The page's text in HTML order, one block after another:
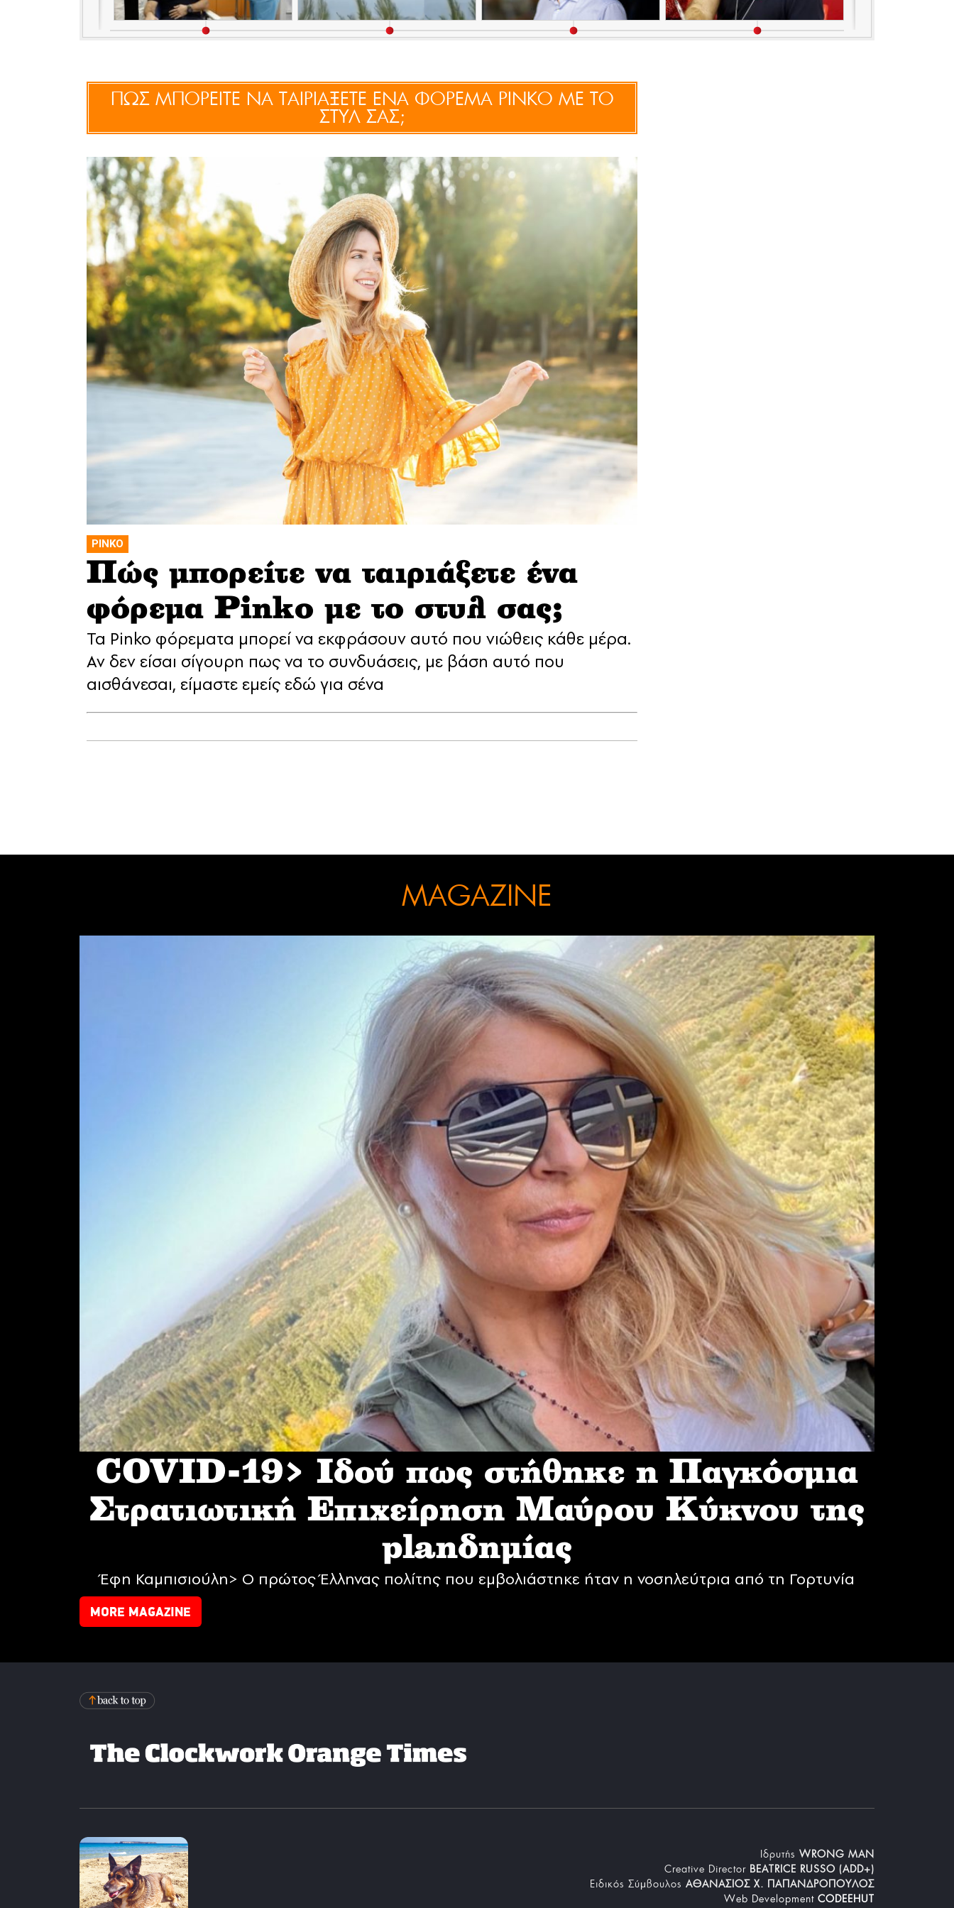
ΠΩΣ ΜΠΟΡΕΙΤΕ ΝΑ ΤΑΙΡΙΑΞΕΤΕ ΕΝΑ ΦΟΡΕΜΑ PINKO ΜΕ ΤΟ
ΣΤΥΛ ΣΑΣ;
PINKO
Πώς μπορείτε να ταιριάξετε ένα
φόρεμα Pinko με το στυλ σας;
Τα Pinko φόρεματα μπορεί να εκφράσουν αυτό που νιώθεις κάθε μέρα.
Αν δεν είσαι σίγουρη πως να το συνδυάσεις, με βάση αυτό που
αισθάνεσαι, είμαστε εμείς εδώ για σένα
MAGAZINE
COVID-19> Iδού πως στήθηκε η Παγκόσμια
Στρατιωτική Επιχείρηση Mαύρου Κύκνου της
planδημίας
Έφη Καμπισιούλη> Ο πρώτος Έλληνας πολίτης που εμβολιάστηκε ήταν η νοσηλεύτρια από τη Γορτυνία
MORE MAGAZINE
Iδρυτής WRONG MAN
Creative Director BEATRICE RUSSO (ADD+)
Ειδικός Σύμβουλος ΑΘΑΝΑΣΙΟΣ Χ. ΠΑΠΑΝΔΡΟΠΟΥΛΟΣ
Web Development CODEEHUT